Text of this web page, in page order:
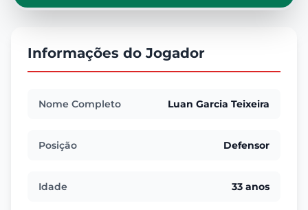
Informações do Jogador
Nome Completo Luan Garcia Teixeira
Posição Defensor
Idade 33 anos